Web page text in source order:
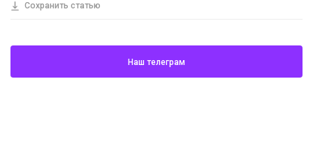
Сохранить статью
Наш телеграм